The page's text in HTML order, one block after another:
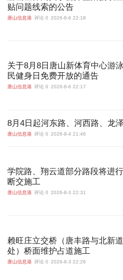
贴问题线索的公告
唐山信息港 评论 0 2026-8-6 22:18
关于8月8日唐山新体育中心游
民健身日免费开放的通告
唐山信息港 评论 0 2026-8-6 22:17
8月4日起河东路、河西路、龙
唐山信息港 评论 0 2026-8-4 21:46
学院路、翔云道部分路段将进
断交施工
唐山信息港 评论 0 2026-8-3 22:31
赖旺庄立交桥（唐丰路与北新
处）桥面维护占道施工
唐山信息港 评论 0 2026-8-3 22:26